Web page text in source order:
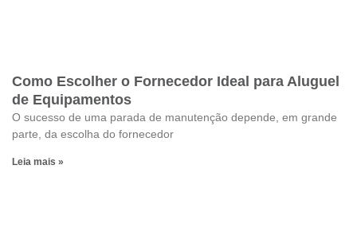
Como Escolher o Fornecedor Ideal para Aluguel
de Equipamentos
O sucesso de uma parada de manutenção depende, em grande
parte, da escolha do fornecedor
Leia mais »